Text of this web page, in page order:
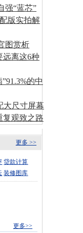
强“蓝芯”
版实拍解
图赏析
远离这6种
的中
大尺寸屏幕
复观致之路
更多 >>
贷款计算
装修图库
更多>>